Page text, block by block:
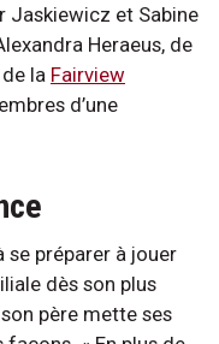
Jaskiewicz et Sabine
Heraeus, de
de la Fairview
d’une
se préparer à jouer
dès son plus
père mette ses